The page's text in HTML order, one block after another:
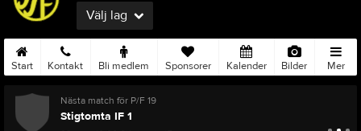
Välj lag
Start Kontakt Bli medlem Sponsorer Kalender Bilder Mer
Nästa match för P/F 19
Stigtomta IF 1